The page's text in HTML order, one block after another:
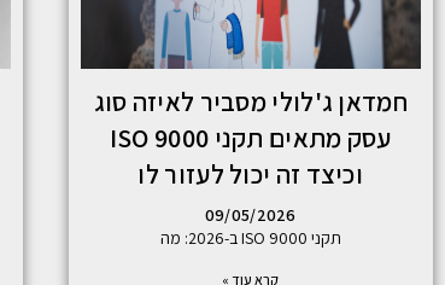
חמדאן ג'לולי מסביר לאיזה סוג
עסק מתאים תקני ISO 9000
וכיצד זה יכול לעזור לו
09/05/2026
תקני ISO 9000 ב-2026: מה
קרא עוד »